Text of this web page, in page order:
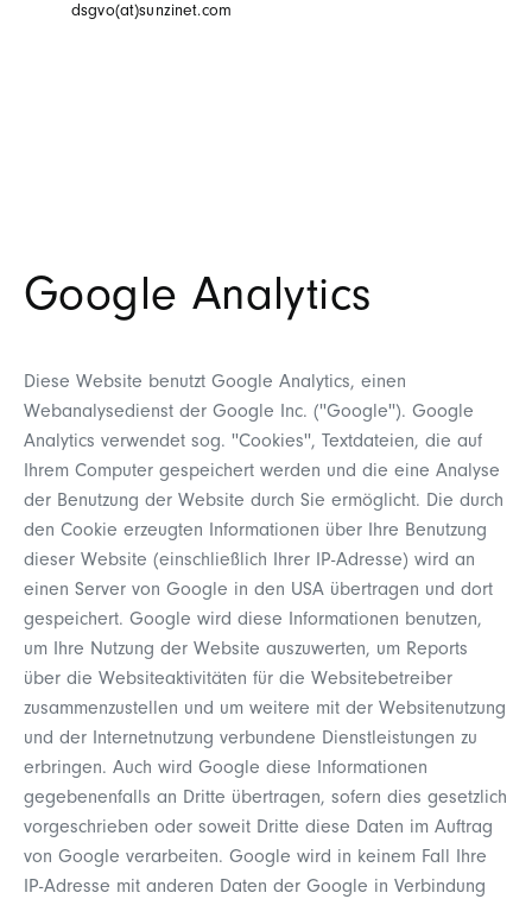
dsgvo(at)sunzinet.com
Google Analytics
Diese Website benutzt Google Analytics, einen
Webanalysedienst der Google Inc. (''Google''). Google
Analytics verwendet sog. ''Cookies'', Textdateien, die auf
Ihrem Computer gespeichert werden und die eine Analyse
der Benutzung der Website durch Sie ermöglicht. Die durch
den Cookie erzeugten Informationen über Ihre Benutzung
dieser Website (einschließlich Ihrer IP-Adresse) wird an
einen Server von Google in den USA übertragen und dort
gespeichert. Google wird diese Informationen benutzen,
um Ihre Nutzung der Website auszuwerten, um Reports
über die Websiteaktivitäten für die Websitebetreiber
zusammenzustellen und um weitere mit der Websitenutzung
und der Internetnutzung verbundene Dienstleistungen zu
erbringen. Auch wird Google diese Informationen
gegebenenfalls an Dritte übertragen, sofern dies gesetzlich
vorgeschrieben oder soweit Dritte diese Daten im Auftrag
von Google verarbeiten. Google wird in keinem Fall Ihre
IP-Adresse mit anderen Daten der Google in Verbindung